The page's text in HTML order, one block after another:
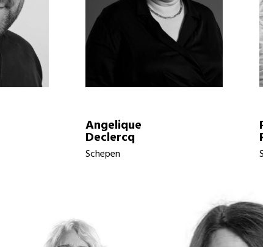
Angelique
Declercq
Schepen